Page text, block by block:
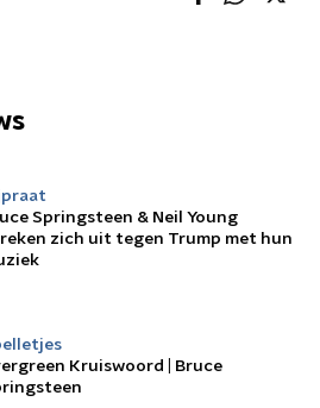
Springsteen & Neil Young
zich uit tegen Trump met hun
Kruiswoord | Bruce